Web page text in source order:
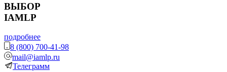
ВЫБОР
IAMLP
подробнее
8 (800) 700-41-98
mail@iamlp.ru
Телеграмм